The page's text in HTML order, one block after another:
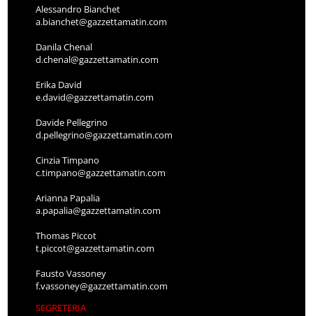
Alessandro Bianchet
a.bianchet@gazzettamatin.com
Danila Chenal
d.chenal@gazzettamatin.com
Erika David
e.david@gazzettamatin.com
Davide Pellegrino
d.pellegrino@gazzettamatin.com
Cinzia Timpano
c.timpano@gazzettamatin.com
Arianna Papalia
a.papalia@gazzettamatin.com
Thomas Piccot
t.piccot@gazzettamatin.com
Fausto Vassoney
f.vassoney@gazzettamatin.com
SEGRETERIA